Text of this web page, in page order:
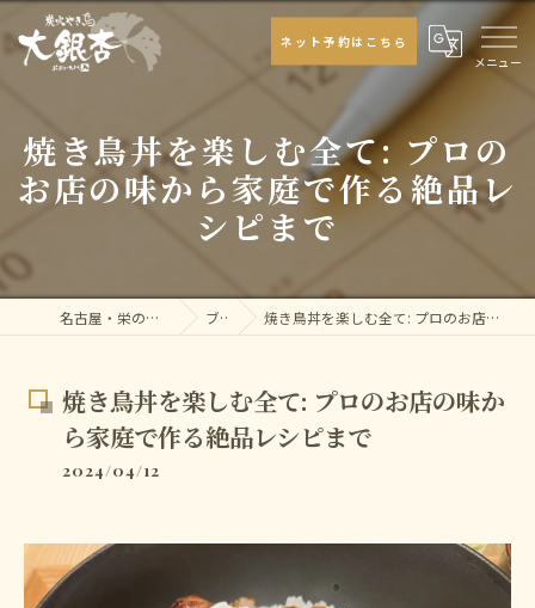
ネット予約はこちら
焼き鳥丼を楽しむ全て: プロの
お店の味から家庭で作る絶品レ
シピまで
名古屋・栄の焼き鳥なら大銀杏 ブログ 焼き鳥丼を楽しむ全て: プロのお店の味から家庭で作る絶品レシピまで
焼き鳥丼を楽しむ全て: プロのお店の味か
ら家庭で作る絶品レシピまで
2024/04/12